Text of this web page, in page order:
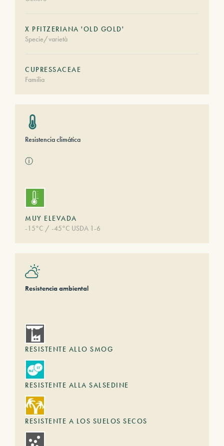
X PFITZERIANA 'OLD GOLD'
Specie/varietà
CUPRESSACEAE
Familia
Resistencia climática
ⓘ
MUY ELEVADA
-15°C / -45°C USDA 1-6
Resistencia ambiental
RESISTENTE ALLO SMOG
RESISTENTE ALLA SALSEDINE
RESISTENTE A LOS SUELOS SECOS